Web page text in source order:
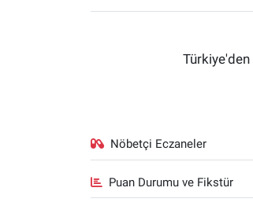
Nöbetçi Eczaneler
Puan Durumu ve Fikstür